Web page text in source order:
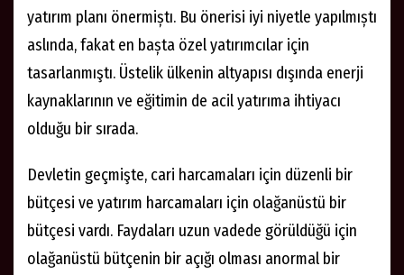
yatırım planı önermiștı. Bu önerisi iyi niyetle yapılmıștı
aslında, fakat en bașta özel yatırımcılar için
tasarlanmıştı. Üstelik ülkenin altyapısı dışında enerji
kaynaklarının ve eğitimin de acil yatırıma ihtiyacı
olduğu bir sırada.
Devletin geçmişte, cari harcamaları için düzenli bir
bütçesi ve yatırım harcamaları için olağanüstü bir
bütçesi vardı. Faydaları uzun vadede görüldüğü için
olağanüstü bütçenin bir açığı olması anormal bir